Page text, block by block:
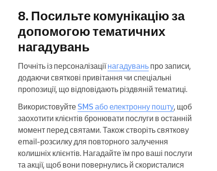
8. Посильте комунікацію за
допомогою тематичних
нагадувань
Почніть із персоналізаціїнагадувань про записи,
додаючи святкові привітання чи спеціальні
пропозиції, що відповідають різдвяній тематиці.
Використовуйте SMS або електронну пошту, щоб
заохотити клієнтів бронювати послуги в останній
момент перед святами. Також створіть святкову
email-розсилку для повторного залучення
колишніх клієнтів. Нагадайте їм про ваші послуги
та акції, щоб вони повернулись й скористалися